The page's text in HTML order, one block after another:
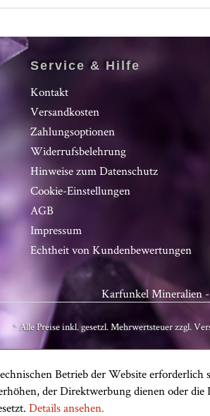
Service & Hilfe
Kontakt
Versandkosten
Zahlungsoptionen
Widerrufsbelehrung
Hinweise zum Datenschutz
Cookie-Einstellungen
AGB
Impressum
Echtheit von Kundenbewertungen
Karfunkel Mineralien -
* Alle Preise inkl. gesetzl. Mehrwertsteuer zzgl.
Betrieb der Website erforderlich
der Direktwerbung dienen oder
Details ansehen.